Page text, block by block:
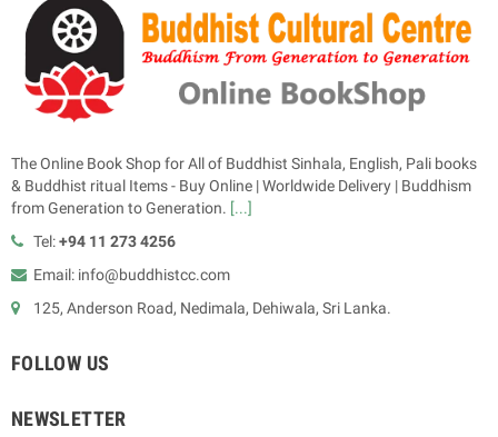
The Online Book Shop for All of Buddhist Sinhala, English, Pali books
& Buddhist ritual Items - Buy Online | Worldwide Delivery | Buddhism
from Generation to Generation. [...]
Tel:+94 11 273 4256
Email: info@buddhistcc.com
125, Anderson Road, Nedimala, Dehiwala, Sri Lanka.
FOLLOW US
NEWSLETTER